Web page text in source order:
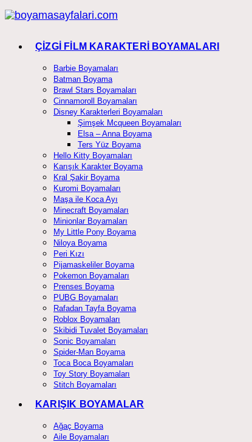
Skip
to
ÇİZGİ FİLM KARAKTERİ BOYAMALARI
Barbie Boyamaları
Batman Boyama
Brawl Stars Boyamaları
Cinnamoroll Boyamaları
Disney Karakterleri Boyamaları
Şimşek Mcqueen Boyamaları
Elsa – Anna Boyama
Ters Yüz Boyama
Hello Kitty Boyamaları
Karışık Karakter Boyama
Kral Şakir Boyama
Kuromi Boyamaları
Maşa ile Koca Ayı
Minecraft Boyamaları
Minionlar Boyamaları
My Little Pony Boyama
Niloya Boyama
Peri Kızı
Pijamaskeliler Boyama
Pokemon Boyamaları
Prenses Boyama
PUBG Boyamaları
Rafadan Tayfa Boyama
Roblox Boyamaları
Skibidi Tuvalet Boyamaları
Sonic Boyamaları
Spider-Man Boyama
Toca Boca Boyamaları
Toy Story Boyamaları
Stitch Boyamaları
KARIŞIK BOYAMALAR
Ağaç Boyama
Aile Boyamaları